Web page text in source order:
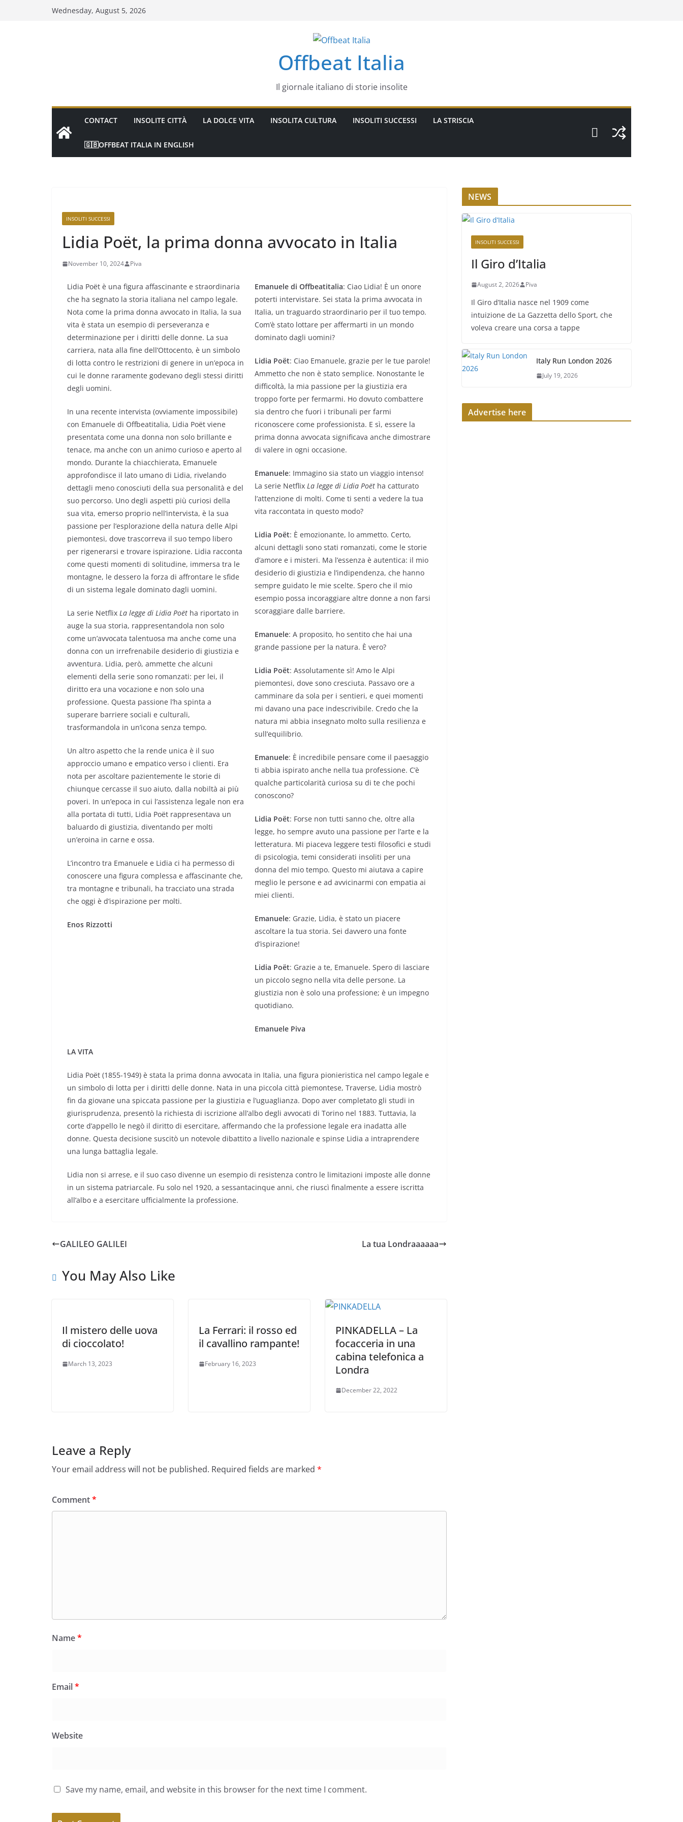
Wednesday, August 5, 2026
Offbeat Italia
Il giornale italiano di storie insolite
CONTACT INSOLITE CITTÀ LA DOLCE VITA INSOLITA CULTURA INSOLITI SUCCESSI LA STRISCIA
🇬🇧OFFBEAT ITALIA IN ENGLISH
INSOLITI SUCCESSI
Lidia Poët, la prima donna avvocato in Italia
November 10, 2024 Piva
Lidia Poët è una figura affascinante e straordinaria
che ha segnato la storia italiana nel campo legale.
Nota come la prima donna avvocato in Italia, la sua
vita è stata un esempio di perseveranza e
determinazione per i diritti delle donne. La sua
carriera, nata alla fine dell’Ottocento, è un simbolo
di lotta contro le restrizioni di genere in un’epoca in
cui le donne raramente godevano degli stessi diritti
degli uomini.
In una recente intervista (ovviamente impossibile)
con Emanuele di Offbeatitalia, Lidia Poët viene
presentata come una donna non solo brillante e
tenace, ma anche con un animo curioso e aperto al
mondo. Durante la chiacchierata, Emanuele
approfondisce il lato umano di Lidia, rivelando
dettagli meno conosciuti della sua personalità e del
suo percorso. Uno degli aspetti più curiosi della
sua vita, emerso proprio nell’intervista, è la sua
passione per l’esplorazione della natura delle Alpi
piemontesi, dove trascorreva il suo tempo libero
per rigenerarsi e trovare ispirazione. Lidia racconta
come questi momenti di solitudine, immersa tra le
montagne, le dessero la forza di affrontare le sfide
di un sistema legale dominato dagli uomini.
La serie Netflix La legge di Lidia Poët ha riportato in
auge la sua storia, rappresentandola non solo
come un’avvocata talentuosa ma anche come una
donna con un irrefrenabile desiderio di giustizia e
avventura. Lidia, però, ammette che alcuni
elementi della serie sono romanzati: per lei, il
diritto era una vocazione e non solo una
professione. Questa passione l’ha spinta a
superare barriere sociali e culturali,
trasformandola in un’icona senza tempo.
Un altro aspetto che la rende unica è il suo
approccio umano e empatico verso i clienti. Era
nota per ascoltare pazientemente le storie di
chiunque cercasse il suo aiuto, dalla nobiltà ai più
poveri. In un’epoca in cui l’assistenza legale non era
alla portata di tutti, Lidia Poët rappresentava un
baluardo di giustizia, diventando per molti
un’eroina in carne e ossa.
L’incontro tra Emanuele e Lidia ci ha permesso di
conoscere una figura complessa e affascinante che,
tra montagne e tribunali, ha tracciato una strada
che oggi è d’ispirazione per molti.
Enos Rizzotti
Emanuele di Offbeatitalia: Ciao Lidia! È un onore
poterti intervistare. Sei stata la prima avvocata in
Italia, un traguardo straordinario per il tuo tempo.
Com’è stato lottare per affermarti in un mondo
dominato dagli uomini?
Lidia Poët: Ciao Emanuele, grazie per le tue parole!
Ammetto che non è stato semplice. Nonostante le
difficoltà, la mia passione per la giustizia era
troppo forte per fermarmi. Ho dovuto combattere
sia dentro che fuori i tribunali per farmi
riconoscere come professionista. E sì, essere la
prima donna avvocata significava anche dimostrare
di valere in ogni occasione.
Emanuele: Immagino sia stato un viaggio intenso!
La serie Netflix La legge di Lidia Poëtha catturato
l’attenzione di molti. Come ti senti a vedere la tua
vita raccontata in questo modo?
Lidia Poët: È emozionante, lo ammetto. Certo,
alcuni dettagli sono stati romanzati, come le storie
d’amore e i misteri. Ma l’essenza è autentica: il mio
desiderio di giustizia e l’indipendenza, che hanno
sempre guidato le mie scelte. Spero che il mio
esempio possa incoraggiare altre donne a non farsi
scoraggiare dalle barriere.
Emanuele: A proposito, ho sentito che hai una
grande passione per la natura. È vero?
Lidia Poët: Assolutamente sì! Amo le Alpi
piemontesi, dove sono cresciuta. Passavo ore a
camminare da sola per i sentieri, e quei momenti
mi davano una pace indescrivibile. Credo che la
natura mi abbia insegnato molto sulla resilienza e
sull’equilibrio.
Emanuele: È incredibile pensare come il paesaggio
ti abbia ispirato anche nella tua professione. C’è
qualche particolarità curiosa su di te che pochi
conoscono?
Lidia Poët: Forse non tutti sanno che, oltre alla
legge, ho sempre avuto una passione per l’arte e la
letteratura. Mi piaceva leggere testi filosofici e studi
di psicologia, temi considerati insoliti per una
donna del mio tempo. Questo mi aiutava a capire
meglio le persone e ad avvicinarmi con empatia ai
miei clienti.
Emanuele: Grazie, Lidia, è stato un piacere
ascoltare la tua storia. Sei davvero una fonte
d’ispirazione!
Lidia Poët: Grazie a te, Emanuele. Spero di lasciare
un piccolo segno nella vita delle persone. La
giustizia non è solo una professione; è un impegno
quotidiano.
Emanuele Piva
LA VITA
Lidia Poët (1855-1949) è stata la prima donna avvocata in Italia, una figura pionieristica nel campo legale e
un simbolo di lotta per i diritti delle donne. Nata in una piccola città piemontese, Traverse, Lidia mostrò
fin da giovane una spiccata passione per la giustizia e l’uguaglianza. Dopo aver completato gli studi in
giurisprudenza, presentò la richiesta di iscrizione all’albo degli avvocati di Torino nel 1883. Tuttavia, la
corte d’appello le negò il diritto di esercitare, affermando che la professione legale era inadatta alle
donne. Questa decisione suscitò un notevole dibattito a livello nazionale e spinse Lidia a intraprendere
una lunga battaglia legale.
Lidia non si arrese, e il suo caso divenne un esempio di resistenza contro le limitazioni imposte alle donne
in un sistema patriarcale. Fu solo nel 1920, a sessantacinque anni, che riuscì finalmente a essere iscritta
all’albo e a esercitare ufficialmente la professione.
GALILEO GALILEI La tua Londraaaaaa
You May Also Like
Il mistero delle uova
di cioccolato!
March 13, 2023
La Ferrari: il rosso ed
il cavallino rampante!
February 16, 2023
PINKADELLA – La
focacceria in una
cabina telefonica a
Londra
December 22, 2022
Leave a Reply
Your email address will not be published. Required fields are marked *
Comment*
Name*
Email*
Website
Save my name, email, and website in this browser for the next time I comment.
NEWS
INSOLITI SUCCESSI
Il Giro d’Italia
August 2, 2026 Piva
Il Giro d’Italia nasce nel 1909 come
intuizione de La Gazzetta dello Sport, che
voleva creare una corsa a tappe
Italy Run London 2026
July 19, 2026
Advertise here